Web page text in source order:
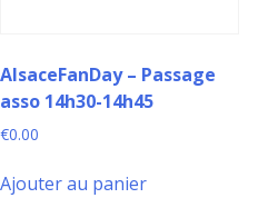
AlsaceFanDay – Passage
asso 14h30-14h45
€0.00
Ajouter au panier